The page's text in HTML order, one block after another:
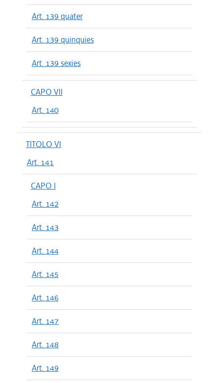
Art. 139 quater
Art. 139 quinquies
Art. 139 sexies
CAPO VII
Art. 140
TITOLO VI
Art. 141
CAPO I
Art. 142
Art. 143
Art. 144
Art. 145
Art. 146
Art. 147
Art. 148
Art. 149